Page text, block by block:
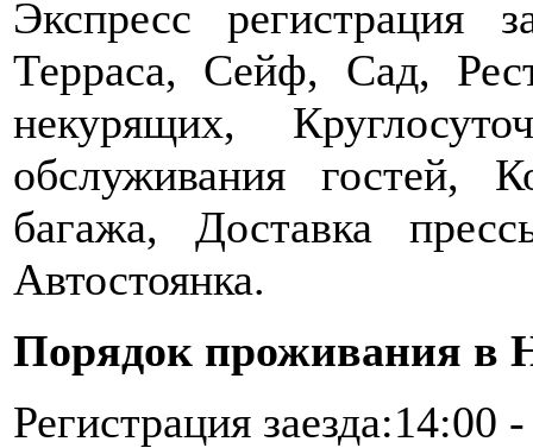
Экспресс регистрация
Терраса, Сейф, Сад,
некурящих,
обслуживания гостей,
багажа, Доставка
Автостоянка.
Порядок проживания в
Регистрация заезда:14:00